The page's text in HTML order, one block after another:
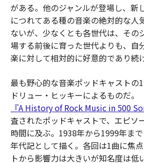
がある。他のジャンルが登場し、新
につれてある種の音楽の絶対的な人
ないが、少なくとも各世代は、その
場する前後に育った世代よりも、自
楽に対して相対的に好意的であり続
最も野心的な音楽ポッドキャストの
ドリュー・ヒッキーによるものだ。
『A History of Rock Music in 500
査されたポッドキャストで、エピソ
時間に及ぶ。1938年から1999年ま
年代記として描く。各回は1曲に焦
トから影響力は大きいが知名度は